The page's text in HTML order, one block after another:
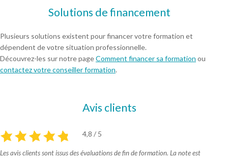
Solutions de financement
Plusieurs solutions existent pour financer votre formation et
dépendent de votre situation professionnelle.
Découvrez-les sur notre pageComment financer sa formation ou
contactez votre conseiller formation.
Avis clients
4,8 / 5
Les avis clients sont issus des évaluations de fin de formation. La note est